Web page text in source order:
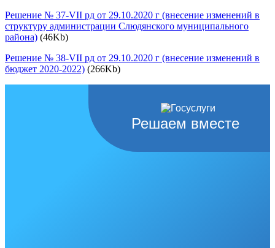
Решение № 37-VII рд от 29.10.2020 г (внесение изменений в
структуру администрации Слюдянского муниципального
района) (46Kb)
Решение № 38-VII рд от 29.10.2020 г (внесение изменений в
бюджет 2020-2022) (266Kb)
Решаем вместе